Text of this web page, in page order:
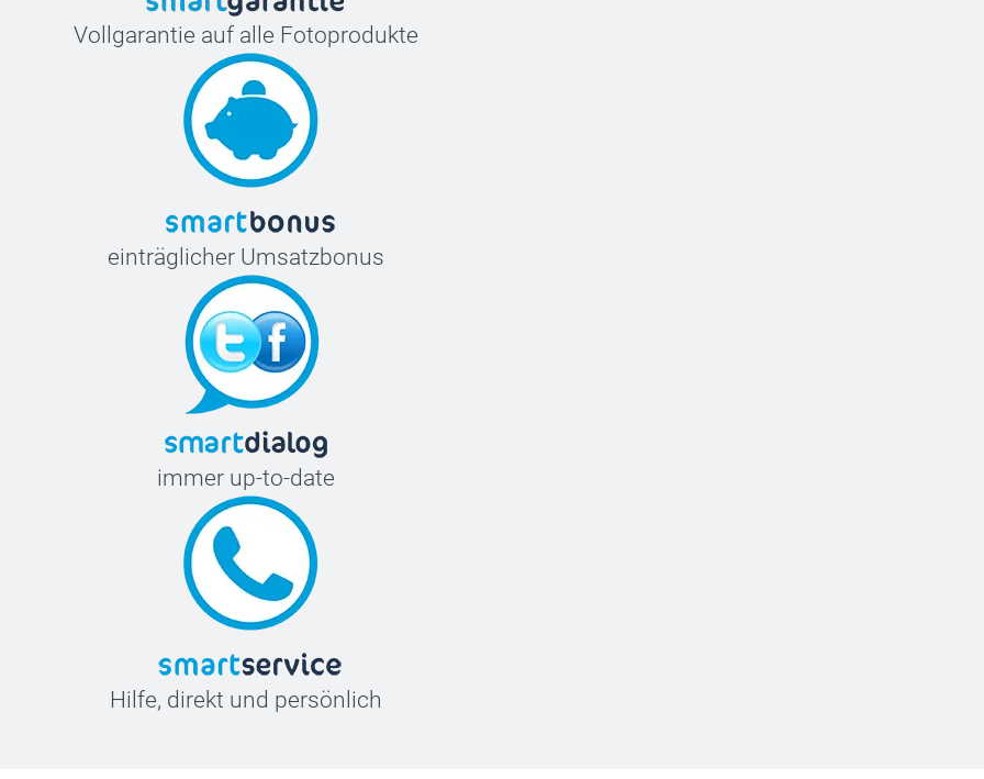
Vollgarantie auf alle Fotoprodukte
einträglicher Umsatzbonus
immer up-to-date
Hilfe, direkt und persönlich